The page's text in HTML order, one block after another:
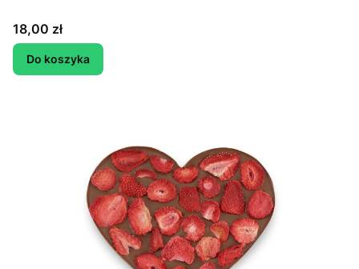
Cena
18,00 zł
Do koszyka